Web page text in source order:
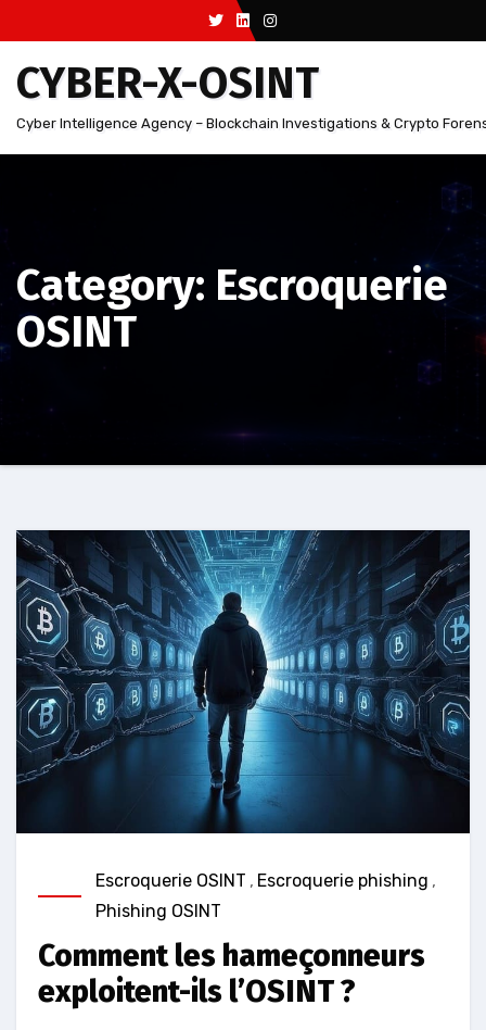
au
contenu
CYBER-X-OSINT
Cyber Intelligence Agency – Blockchain Investigations & Crypto
Category: Escroquerie
OSINT
Escroquerie OSINT , Escroquerie phishing ,
Phishing OSINT
Comment les hameçonneurs
exploitent-ils l’OSINT ?